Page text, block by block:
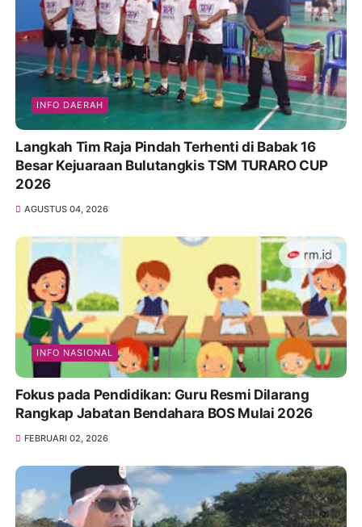
INFO DAERAH
Langkah Tim Raja Pindah Terhenti di Babak 16
Besar Kejuaraan Bulutangkis TSM TURARO CUP
2026
AGUSTUS 04, 2026
INFO NASIONAL
Fokus pada Pendidikan: Guru Resmi Dilarang
Rangkap Jabatan Bendahara BOS Mulai 2026
FEBRUARI 02, 2026